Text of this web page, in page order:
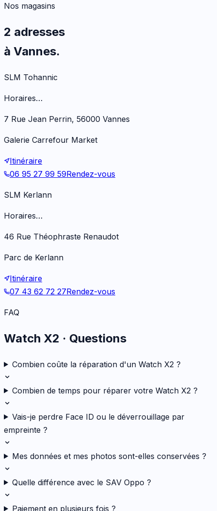
Nos magasins
2 adresses
à Vannes.
SLM Tohannic
Horaires…
7 Rue Jean Perrin, 56000 Vannes
Galerie Carrefour Market
Itinéraire
06 95 27 99 59Rendez-vous
SLM Kerlann
Horaires…
46 Rue Théophraste Renaudot
Parc de Kerlann
Itinéraire
07 43 62 72 27Rendez-vous
FAQ
Watch X2 · Questions
Combien coûte la réparation d'un Watch X2 ?
Combien de temps pour réparer votre Watch X2 ?
Vais-je perdre Face ID ou le déverrouillage par
empreinte ?
Mes données et mes photos sont-elles conservées ?
Quelle différence avec le SAV Oppo ?
Paiement en plusieurs fois ?